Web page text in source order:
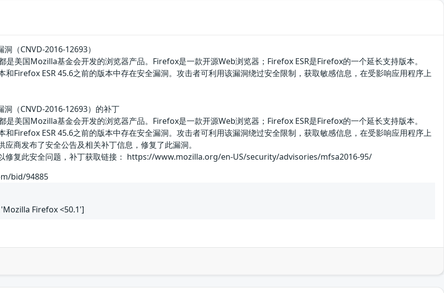
（CNVD-2016-12693）
是美国Mozilla基金会开发的浏览器产品。Firefox是一款开源Web浏览器；Firefox ESR是Firefox的一个延长支持版本。
Firefox ESR 45.6之前的版本中存在安全漏洞。攻击者可利用该漏洞绕过安全限制，获取敏感信息，在受影响应用程序上
（CNVD-2016-12693）的补丁
是美国Mozilla基金会开发的浏览器产品。Firefox是一款开源Web浏览器；Firefox ESR是Firefox的一个延长支持版本。
Firefox ESR 45.6之前的版本中存在安全漏洞。攻击者可利用该漏洞绕过安全限制，获取敏感信息，在受影响应用程序上
商发布了安全公告及相关补丁信息，修复了此漏洞。
修复此安全问题，补丁获取链接： https://www.mozilla.org/en-US/security/advisories/mfsa2016-95/
bid/94885
Firefox <50.1']